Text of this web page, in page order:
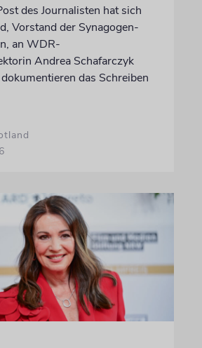
des Journalisten hat sich
Vorstand der Synagogen-
an WDR-
Andrea Schafarczyk
das Schreiben